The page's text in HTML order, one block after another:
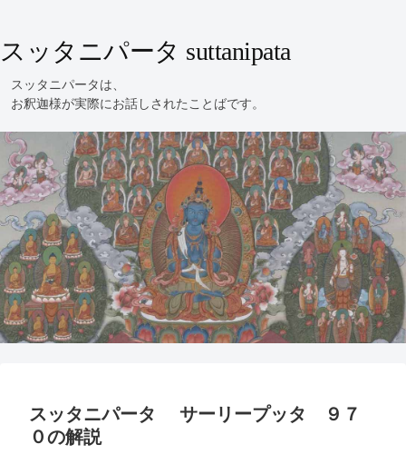
スッタニパータ suttanipata
スッタニパータ サーリープッタ ９７
０の解説